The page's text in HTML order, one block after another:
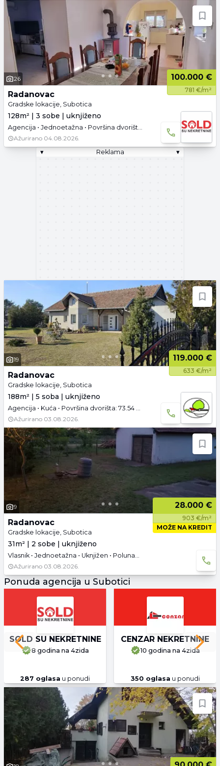
26 100.000 €
781 €/m²
Radanovac
Gradske lokacije, Subotica
128m² | 3 sobe | uknjiženo
Agencija • Jednoetažna • Površina dvorišta: 6.54 a • Uknjižen • Parking
Ažurirano 04.08.2026.
▾
Reklama ▾
19 119.000 €
633 €/m²
Radanovac
Gradske lokacije, Subotica
188m² | 5 soba | uknjiženo
Agencija • Kuća • Površina dvorišta: 73.54 a • Uknjižen • Prazno • Tavan • Garaža
Ažurirano 03.08.2026.
9 28.000 €
903 €/m²
MOŽE NA KREDIT
Radanovac
Gradske lokacije, Subotica
31m² | 2 sobe | uknjiženo
Vlasnik • Jednoetažna • Uknjižen • Polunamešteno
Ažurirano 03.08.2026.
Ponuda agencija u Subotici
SOLD SU NEKRETNINE
8 godina na 4zida
287 oglasa u ponudi
CENZAR NEKRETNINE
10 godina na 4zida
350 oglasa u ponudi
Previous slide Next